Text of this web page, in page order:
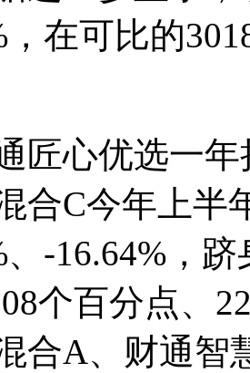
，在可比的
匠心优选一
合C今年上半
、-16.64%，
个百分点、
合A、财通智